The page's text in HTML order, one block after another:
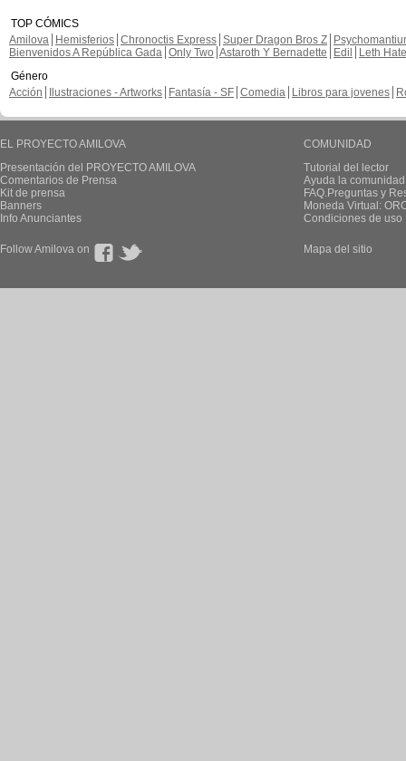
TOP CÓMICS
Amilova
Hemisferios Chronoctis Express Super Dragon Bros Z
Bienvenidos A República Gada Only Two Astaroth Y Bernadette Edil
Leth Hate
Género
Acción
Ilustraciones - Artworks Fantasía - SF Comedia Libros para jovenes
EL PROYECTO AMILOVA
Presentación del PROYECTO AMILOVA
Comentarios de Prensa
Kit de prensa
Banners
Info Anunciantes
COMUNIDAD
Tutorial del lector
Ayuda la
FAQ.Preguntas y
Moneda Virtual:
Condiciones de uso
Follow Amilova on Mapa del sitio